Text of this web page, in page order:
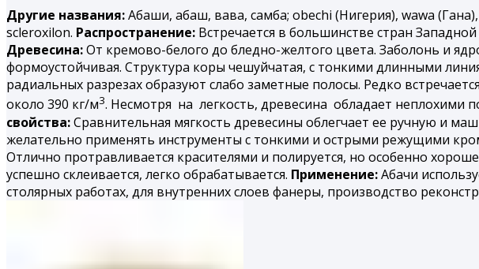
Другие названия:Абаши, абаш, вава, самба; obechi (Нигерия), wawa
scleroxilon. Распространение: Встречается в большинстве стран
Древесина:От кремово-белого до бледно-желтого цвета. Заболонь и
формоустойчивая. Структура коры чешуйчатая, с тонкими длинными
радиальных разрезах образуют слабо заметные полосы. Редко
около 390 кг/м3. Несмотря на легкость, древесина обладает неплохими
свойства:Сравнительная мягкость древесины облегчает ее ручную и
желательно применять инструменты с тонкими и острыми режущими
Отлично протравливается красителями и полируется, но особенно
успешно склеивается, легко обрабатывается. Применение:Абачи
столярных работах, для внутренних слоев фанеры, производство